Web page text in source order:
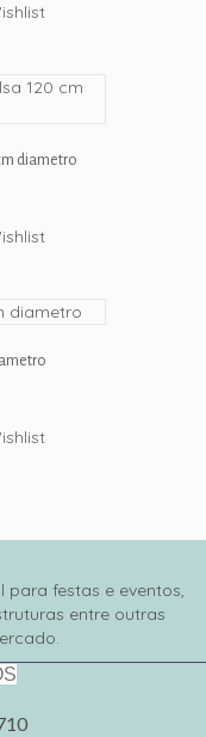
diametro
para festas e eventos,
entre outras